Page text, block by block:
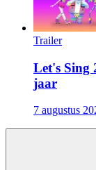
Trailer
Let's Sing
jaar
7 augustus